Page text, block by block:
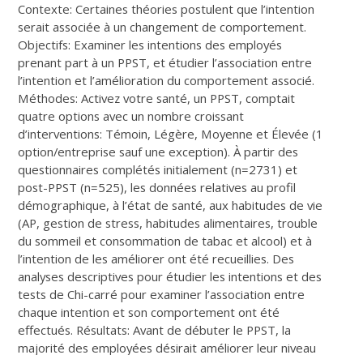
Contexte: Certaines théories postulent que l’intention
serait associée à un changement de comportement.
Objectifs: Examiner les intentions des employés
prenant part à un PPST, et étudier l’association entre
l’intention et l’amélioration du comportement associé.
Méthodes: Activez votre santé, un PPST, comptait
quatre options avec un nombre croissant
d’interventions: Témoin, Légère, Moyenne et Élevée (1
option/entreprise sauf une exception). À partir des
questionnaires complétés initialement (n=2731) et
post-PPST (n=525), les données relatives au profil
démographique, à l’état de santé, aux habitudes de vie
(AP, gestion de stress, habitudes alimentaires, trouble
du sommeil et consommation de tabac et alcool) et à
l’intention de les améliorer ont été recueillies. Des
analyses descriptives pour étudier les intentions et des
tests de Chi-carré pour examiner l’association entre
chaque intention et son comportement ont été
effectués. Résultats: Avant de débuter le PPST, la
majorité des employées désirait améliorer leur niveau